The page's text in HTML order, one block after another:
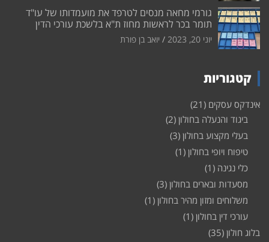
גורמי מחאה מנסים לטרפד את מועמדותו של עו"ד
תומר בכר לראשות מחוז ת"א בלשכת עורכי הדין
יוני 20, 2023 יואב בן פורת
קטגוריות
אינדקס עסקים (21)
ביגוד והנעלה בחולון (2)
בעלי מקצוע בחולון (3)
טיפוח ויופי בחולון (1)
כלי נגינה (1)
מסעדות ובארים בחולון (3)
משלוחים ומזון מהיר בחולון (1)
עורכי דין בחולון (1)
בלוג חולון (35)